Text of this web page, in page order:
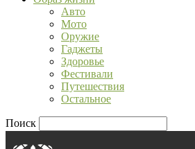
Авто
Мото
Оружие
Гаджеты
Здоровье
Фестивали
Путешествия
Остальное
Поиск